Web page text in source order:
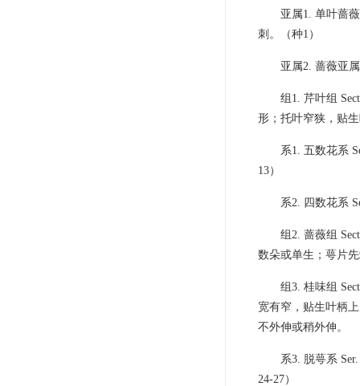
亚属1. 单叶蔷
刺。（种1）
亚属2. 蔷薇亚
组1. 芹叶组
形；托叶窄狭，贴
系1. 五数花系
13）
系2. 四数花系
组2. 蔷薇组
数朵或单生；萼片
组3. 桂味组
宽有窄，贴生叶柄
不外伸或稍外伸。
系3. 脱萼系
24-27）